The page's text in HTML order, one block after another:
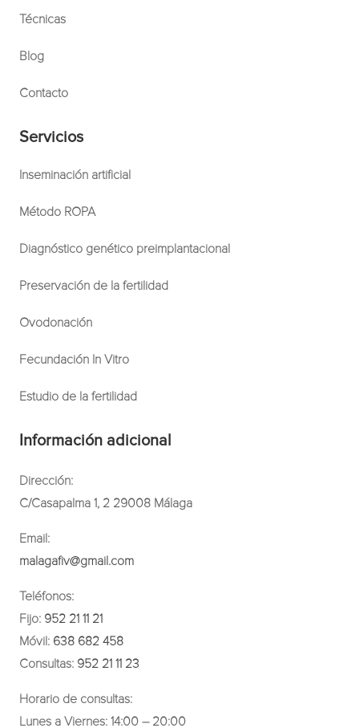
Técnicas
Blog
Contacto
Servicios
Inseminación artificial
Método ROPA
Diagnóstico genético preimplantacional
Preservación de la fertilidad
Ovodonación
Fecundación In Vitro
Estudio de la fertilidad
Información adicional
Dirección:
C/Casapalma 1, 2 29008 Málaga
Email:
malagafiv@gmail.com
Teléfonos:
Fijo: 952 21 11 21
Móvil: 638 682 458
Consultas: 952 21 11 23
Horario de consultas:
Lunes a Viernes: 14:00 – 20:00